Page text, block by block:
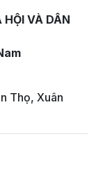
VÀ DÂN
Thọ, Xuân